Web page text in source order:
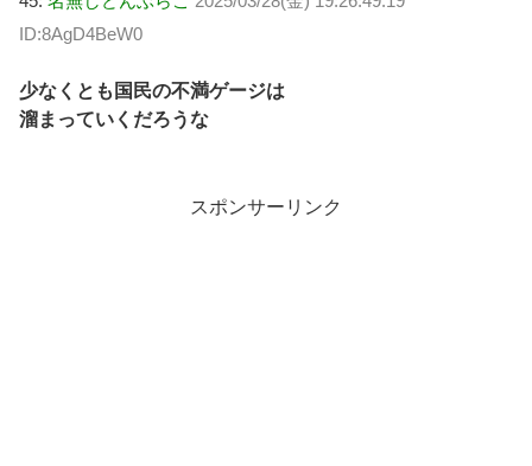
ID:8AgD4BeW0
少なくとも国民の不満ゲージは
溜まっていくだろうな
スポンサーリンク